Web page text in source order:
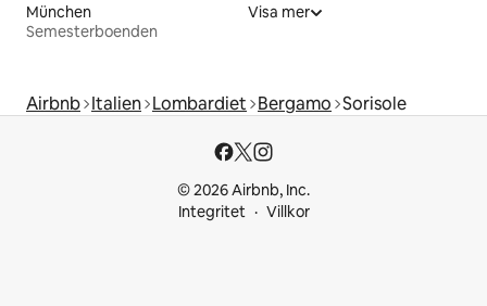
München
Semesterboenden
Visa mer
Airbnb Italien Lombardiet Bergamo Sorisole
© 2026 Airbnb, Inc.
Integritet
Villkor